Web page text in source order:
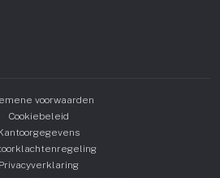
voorwaarden
Cookiebeleid
Privacyverklaring